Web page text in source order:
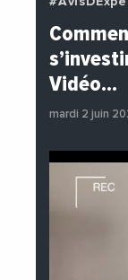
Vidéo…
mardi 2 juin